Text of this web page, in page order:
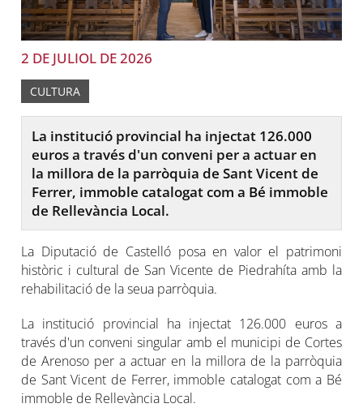
2 DE JULIOL DE 2026
CULTURA
La institució provincial ha injectat 126.000
euros a través d'un conveni per a actuar en
la millora de la parròquia de Sant Vicent de
Ferrer, immoble catalogat com a Bé immoble
de Rellevància Local.
La Diputació de Castelló posa en valor el patrimoni
històric i cultural de San Vicente de Piedrahíta amb la
rehabilitació de la seua parròquia.
La institució provincial ha injectat 126.000 euros a
través d'un conveni singular amb el municipi de Cortes
de Arenoso per a actuar en la millora de la parròquia
de Sant Vicent de Ferrer, immoble catalogat com a Bé
immoble de Rellevància Local.